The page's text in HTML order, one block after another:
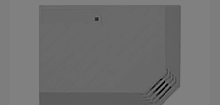
Ignorer la galerie d'images